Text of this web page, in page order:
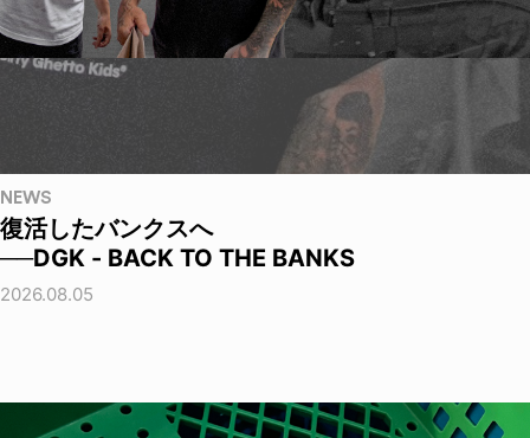
NEWS
復活したバンクスへ
──DGK - BACK TO THE BANKS
2026.08.05